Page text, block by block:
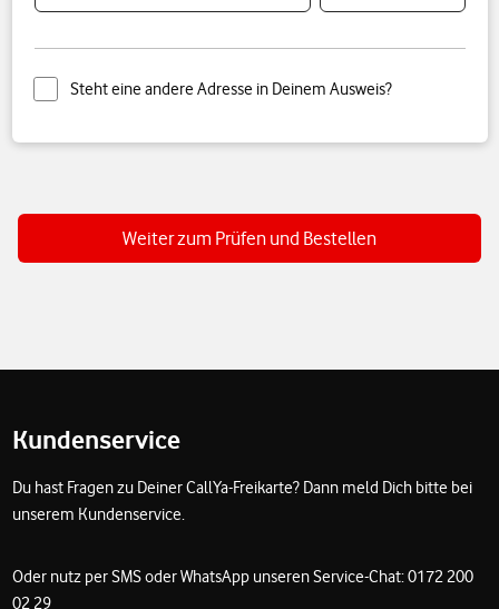
Steht eine andere Adresse in Deinem Ausweis?
Weiter zum Prüfen und Bestellen
Kundenservice
Du hast Fragen zu Deiner CallYa-Freikarte? Dann meld Dich bitte bei
unserem Kundenservice.
Oder nutz per SMS oder WhatsApp unseren Service-Chat: 0172 200
02 29